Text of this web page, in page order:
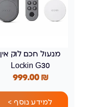
מנעול חכם לוק אין
Lockin G30
999.00₪
למידע נוסף >